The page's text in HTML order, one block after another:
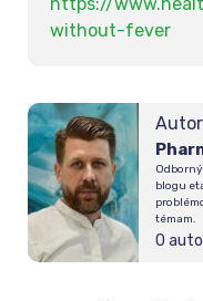
without-fever
blogu
témam.
O